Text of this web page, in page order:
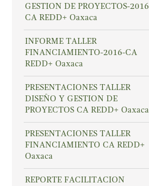
GESTION DE PROYECTOS-2016
CA REDD+ Oaxaca
INFORME TALLER
FINANCIAMIENTO-2016-CA
REDD+ Oaxaca
PRESENTACIONES TALLER
DISEÑO Y GESTION DE
PROYECTOS CA REDD+ Oaxaca
PRESENTACIONES TALLER
FINANCIAMIENTO CA REDD+
Oaxaca
REPORTE FACILITACION